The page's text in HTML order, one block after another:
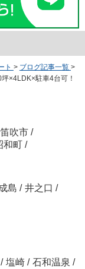
ト > ブログ記事一覧 >
×4LDK×駐車4台可！
笛吹市 /
和町 /
成島 / 井之口 /
/ 塩崎 / 石和温泉 /